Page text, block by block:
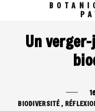
Un
BIODIVERSITÉ